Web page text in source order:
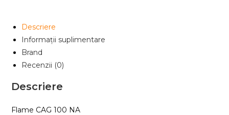
Descriere
Informații suplimentare
Brand
Recenzii (0)
Descriere
Flame CAG 100 NA